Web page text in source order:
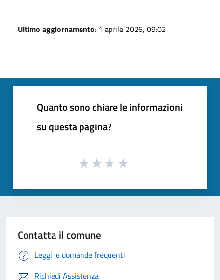
Ultimo aggiornamento: 1 aprile 2026, 09:02
Quanto sono chiare le informazioni
su questa pagina?
Contatta il comune
Leggi le domande frequenti
Richiedi Assistenza